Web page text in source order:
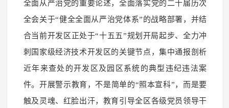
全面从严治党的重要论述，全面落实党的二十届历次
全会关于“健全全面从严治党体系”的战略部署，并结
合当前开发区正处于“十五五”规划开局起步、全力冲
刺国家级经济技术开发区的关键节点，集中通报剖析
近年来查处的开发区及园区系统的典型违纪违法案
件。开展警示教育，不是简单的“照本宣科”，而是要
触及灵魂、红脸出汗，教育引导全区各级党员领导干